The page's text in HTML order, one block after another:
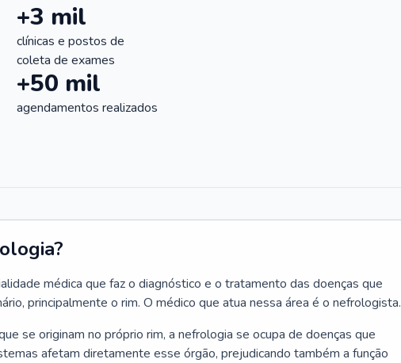
+3 mil
clínicas e postos de
coleta de exames
+50 mil
agendamentos realizados
médica que faz o diagnóstico e o tratamento das doenças que
principalmente o rim. O médico que atua nessa área é o nefrologista.
se originam no próprio rim, a nefrologia se ocupa de doenças que
afetam diretamente esse órgão, prejudicando também a função